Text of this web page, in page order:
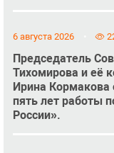
6 августа 2026
Председатель
Тихомирова и её
Ирина Кормакова
пять лет работы
России».